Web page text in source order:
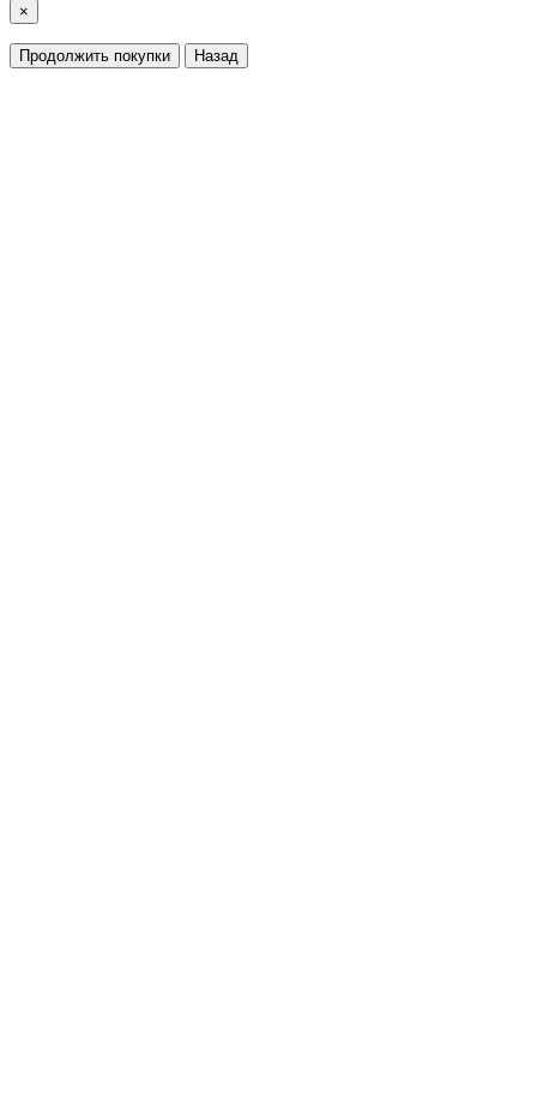
×
Продолжить покупки Назад